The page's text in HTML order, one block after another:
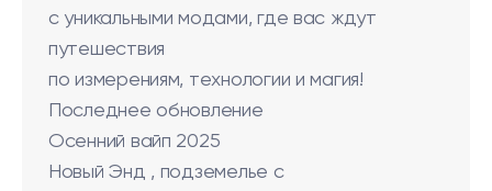
с уникальными модами, где вас ждут
путешествия
по измерениям, технологии и магия!
Последнее обновление
Осенний вайп 2025
Новый Энд , подземелье с